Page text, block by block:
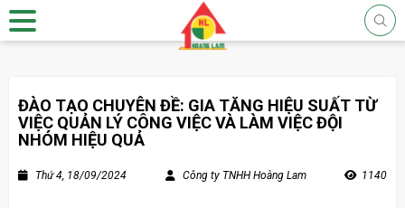
ĐÀO TẠO CHUYÊN ĐỀ: GIA TĂNG HIỆU SUẤT TỪ
VIỆC QUẢN LÝ CÔNG VIỆC VÀ LÀM VIỆC ĐỘI
NHÓM HIỆU QUẢ
Thứ 4, 18/09/2024 Công ty TNHH Hoàng Lam 1140